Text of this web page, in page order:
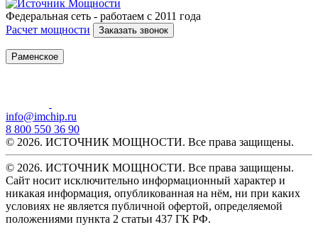
Федеральная сеть - работаем с 2011 года
Расчет мощности
Заказать звонок
Раменское
info@imchip.ru
8 800 550 36 90
© 2026. ИСТОЧНИК МОЩНОСТИ. Все права защищены.
© 2026. ИСТОЧНИК МОЩНОСТИ. Все права защищены.
Сайт носит исключительно информационный характер и
никакая информация, опубликованная на нём, ни при каких
условиях не является публичной офертой, определяемой
положениями пункта 2 статьи 437 ГК РФ.